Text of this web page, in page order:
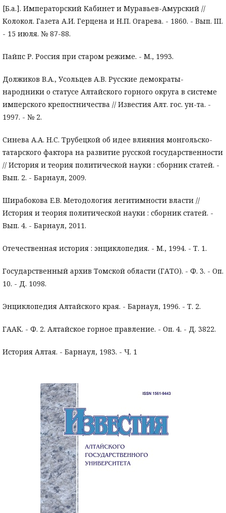
[Б.а.]. Императорский Кабинет и Муравьев-Амурский //
Колокол. Газета А.И. Герцена и Н.П. Огарева. - 1860. - Вып. III.
- 15 июля. № 87-88.
Пайпс Р. Россия при старом режиме. - М., 1993.
Должиков В.А., Усольцев А.В. Русские демократы-
народники о статусе Алтайского горного округа в системе
имперского крепостничества // Известия Алт. гос. ун-та. -
1997. - № 2.
Синева А.А. Н.С. Трубецкой об идее влияния монгольско-
татарского фактора на развитие русской государственности
// История и теория политической науки : сборник статей. -
Вып. 2. - Барнаул, 2009.
Ширабокова Е.В. Методология легитимности власти //
История и теория политической науки : сборник статей. -
Вып. 4. - Барнаул, 2011.
Отечественная история : энциклопедия. - М., 1994. - Т. 1.
Государственный архив Томской области (ГАТО). - Ф. 3. - Оп.
10. - Д. 1098.
Энциклопедия Алтайского края. - Барнаул, 1996. - Т. 2.
ГААК. - Ф. 2. Алтайское горное правление. - Оп. 4. - Д. 3822.
История Алтая. - Барнаул, 1983. - Ч. 1